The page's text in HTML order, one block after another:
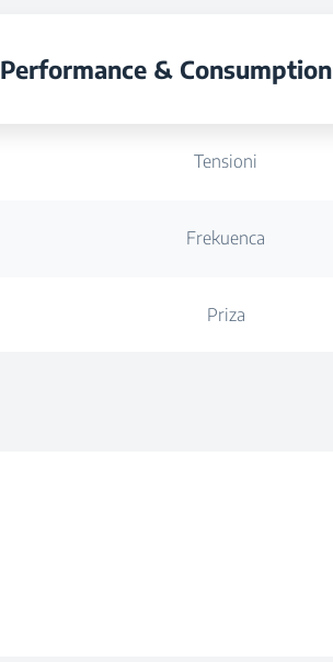
Performance & Consumption
Tensioni
Frekuenca
Priza